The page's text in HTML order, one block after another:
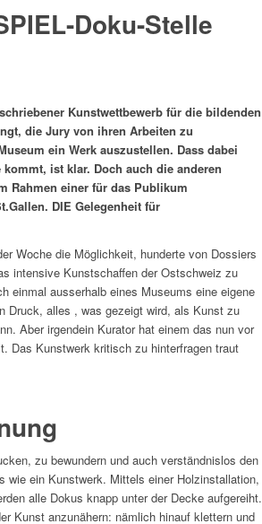
Doku-Stelle
Kunstwettbewerb für die bildenden
die Jury von ihren Arbeiten zu
ein Werk auszustellen. Dass dabei
ist klar. Doch auch die anderen
Rahmen einer für das Publikum
DIE Gelegenheit für
Woche die Möglichkeit, hunderte von Dossiers
intensive Kunstschaffen der Ostschweiz zu
einmal ausserhalb eines Museums eine eigene
Druck, alles , was gezeigt wird, als Kunst zu
Aber irgendein Kurator hat einem das nun vor
Das Kunstwerk kritisch zu hinterfragen traut
zu bewundern und auch verständnislos den
ein Kunstwerk. Mittels einer Holzinstallation,
alle Dokus knapp unter der Decke aufgereiht.
Kunst anzunähern: nämlich hinauf klettern und